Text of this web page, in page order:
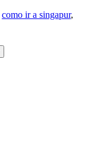
como ir a singapur,